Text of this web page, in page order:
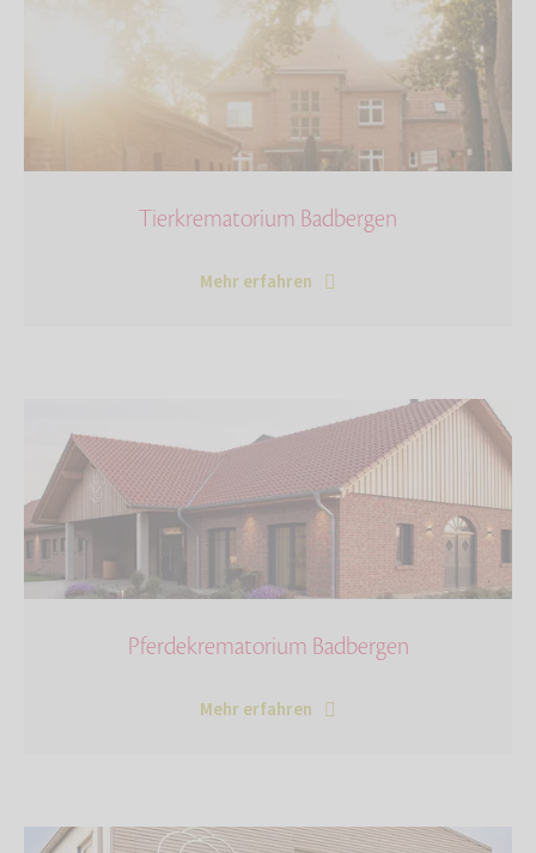
Tierkrematorium Badbergen
Mehr erfahren
Pferdekrematorium Badbergen
Mehr erfahren